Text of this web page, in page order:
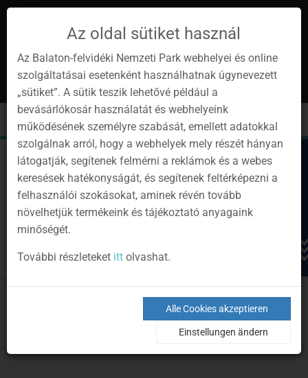
Instagram
YoutubeFacebookProgramok
Newsletter
de
Toggle
cart
Toggle
navigation
Anmelden
Nachrichten
Az oldal sütiket használ
Az Balaton-felvidéki Nemzeti Park webhelyei és online
szolgáltatásai esetenként használhatnak úgynevezett
„sütiket”. A sütik teszik lehetővé például a
bevásárlókosár használatát és webhelyeink
működésének személyre szabását, emellett adatokkal
szolgálnak arról, hogy a webhelyek mely részét hányan
látogatják, segítenek felmérni a reklámok és a webes
keresések hatékonyságát, és segítenek feltérképezni a
felhasználói szokásokat, aminek révén tovább
növelhetjük termékeink és tájékoztató anyagaink
minőségét.
További részleteket ittolvashat.
Alle Cookies akzeptieren
Einstellungen ändern